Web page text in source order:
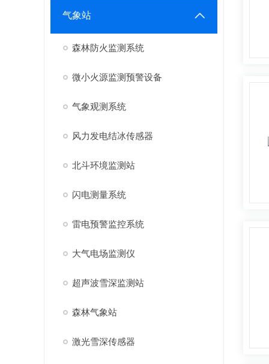
气象站
森林防火监测系统
微小火源监测预警设备
气象观测系统
风力发电结冰传感器
北斗环境监测站
闪电测量系统
雷电预警监控系统
大气电场监测仪
超声波雪深监测站
森林气象站
激光雪深传感器